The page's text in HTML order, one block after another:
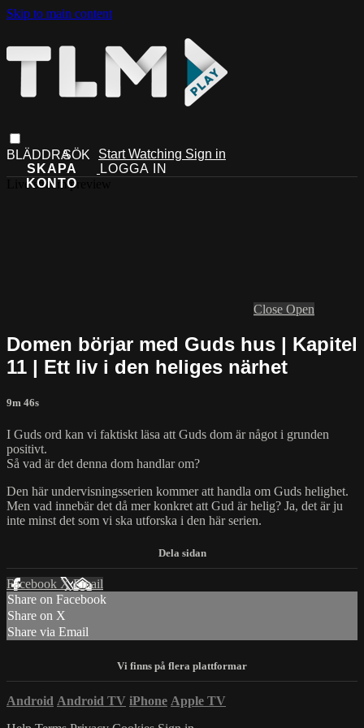
Skip to main content
Start Watching Sign in
Live stream preview
Close Open
Domen börjar med Guds hus | Kapitel
11 | Ett liv i den heliges närhet
9m 46s
I Guds ord kan vi faktiskt läsa att Guds dom är något i grunden
positivt.
Så vad är det denna dom handlar om?
Den här undervisningsserien kommer att handla om Guds helighet.
Men vad innebär det då mer konkret att Gud är helig? Ja, det är ju
inte minst det som vi ska utforska i den här serien.
Facebook XEmail
Share on Facebook
Share on X
Share via Email
Android Android TV iPhone Apple TV